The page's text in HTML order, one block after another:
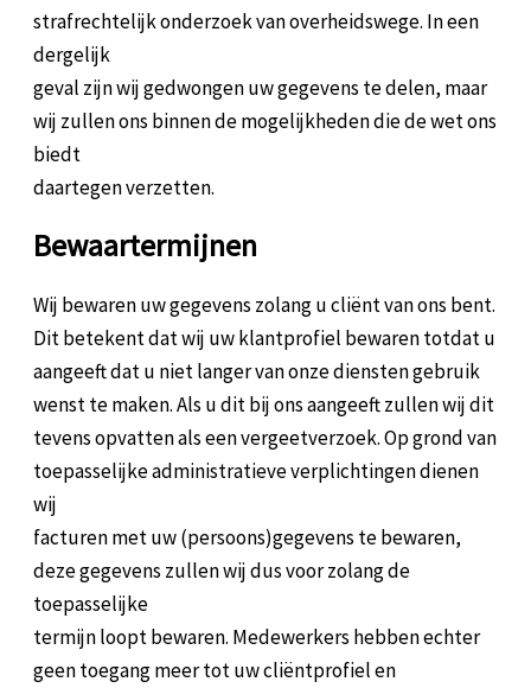
strafrechtelijk onderzoek van overheidswege. In een
dergelijk
geval zijn wij gedwongen uw gegevens te delen, maar
wij zullen ons binnen de mogelijkheden die de wet ons
biedt
daartegen verzetten.
Bewaartermijnen
Wij bewaren uw gegevens zolang u cliënt van ons bent.
Dit betekent dat wij uw klantprofiel bewaren totdat u
aangeeft dat u niet langer van onze diensten gebruik
wenst te maken. Als u dit bij ons aangeeft zullen wij dit
tevens opvatten als een vergeetverzoek. Op grond van
toepasselijke administratieve verplichtingen dienen
wij
facturen met uw (persoons)gegevens te bewaren,
deze gegevens zullen wij dus voor zolang de
toepasselijke
termijn loopt bewaren. Medewerkers hebben echter
geen toegang meer tot uw cliëntprofiel en